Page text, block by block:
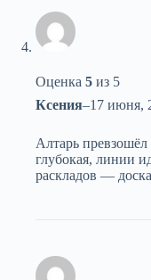
Оценка 5 из 5
Ксения–17 июня,
Алтарь превзошёл
глубокая, линии
раскладов —